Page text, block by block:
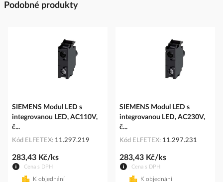
Podobné produkty
SIEMENS Modul LED s
integrovanou LED, AC110V,
č...
Kód ELFETEX 11.297.219
Cena s DPH
283,43 Kč/ks
K objednání
SIEMENS Modul LED s
integrovanou LED, AC230V,
č...
Kód ELFETEX 11.297.231
Cena s DPH
283,43 Kč/ks
K objednání